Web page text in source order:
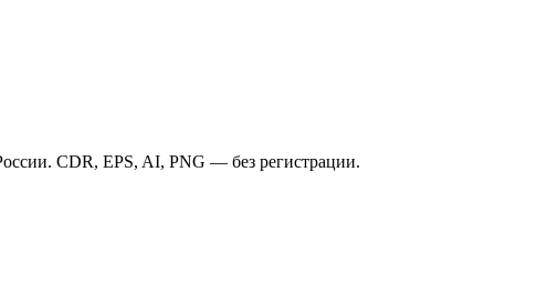
CDR, EPS, AI, PNG — без регистрации.